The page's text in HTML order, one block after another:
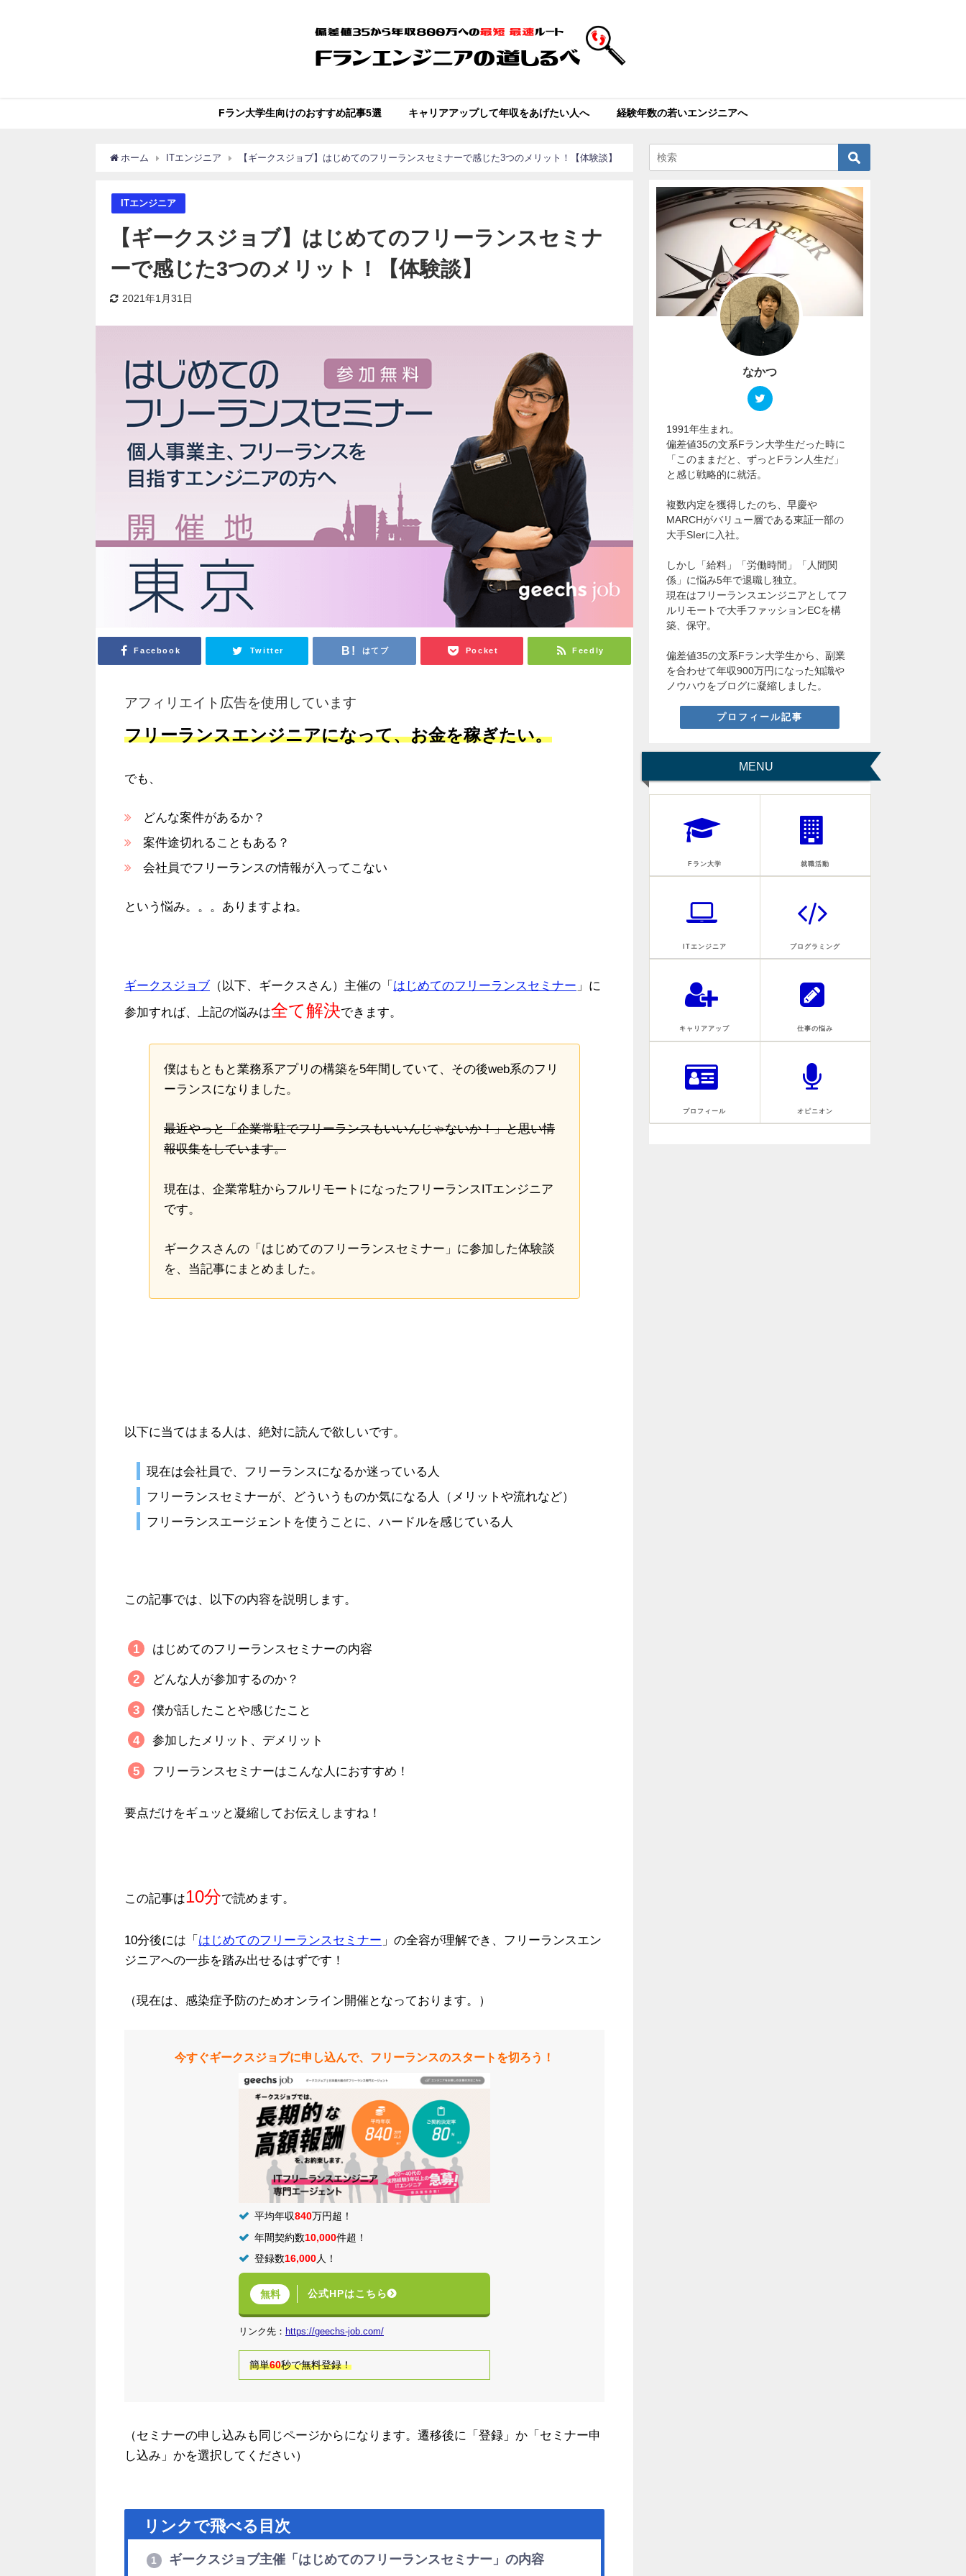
Fラン大学生向けのおすすめ記事5選 キャリアアップして年収をあげたい人へ 経験年数の若いエンジニアへ
ホーム ITエンジニア 【ギークスジョブ】はじめてのフリーランスセミナーで感じた3つのメリット！【体験談】
ITエンジニア
【ギークスジョブ】はじめてのフリーランスセミナ
ーで感じた3つのメリット！【体験談】
2021年1月31日
Facebook Twitter はてブ Pocket Feedly
アフィリエイト広告を使用しています
フリーランスエンジニアになって、お金を稼ぎたい。
でも、
どんな案件があるか？
案件途切れることもある？
会社員でフリーランスの情報が入ってこない
という悩み。。。ありますよね。
ギークスジョブ（以下、ギークスさん）主催の「 はじめてのフリーランスセミナー 」に
参加すれば、上記の悩みは全て解決できます。
僕はもともと業務系アプリの構築を5年間していて、その後web系のフリ
ーランスになりました。
最近やっと「企業常駐でフリーランスもいいんじゃないか！」と思い情
報収集をしています。
現在は、企業常駐からフルリモートになったフリーランスITエンジニア
です。
ギークスさんの「はじめてのフリーランスセミナー」に参加した体験談
を、当記事にまとめました。
以下に当てはまる人は、絶対に読んで欲しいです。
現在は会社員で、フリーランスになるか迷っている人
フリーランスセミナーが、どういうものか気になる人（メリットや流れなど）
フリーランスエージェントを使うことに、ハードルを感じている人
この記事では、以下の内容を説明します。
はじめてのフリーランスセミナーの内容
どんな人が参加するのか？
僕が話したことや感じたこと
参加したメリット、デメリット
フリーランスセミナーはこんな人におすすめ！
要点だけをギュッと凝縮してお伝えしますね！
この記事は10分で読めます。
10分後には「 はじめてのフリーランスセミナー 」の全容が理解でき、フリーランスエン
ジニアへの一歩を踏み出せるはずです！
（現在は、感染症予防のためオンライン開催となっております。）
今すぐギークスジョブに申し込んで、フリーランスのスタートを切ろう！
平均年収840万円超！
年間契約数10,000件超！
登録数16,000人！
無料 公式HPはこちら
リンク先： https://geechs-job.com/
簡単60秒で無料登録！
（セミナーの申し込みも同じページからになります。遷移後に「登録」か「セミナー申
し込み」かを選択してください）
リンクで飛べる目次
1 ギークスジョブ主催「はじめてのフリーランスセミナー」の内容
なかつ
1991年生まれ。
偏差値35の文系Fラン大学生だった時に
「このままだと、ずっとFラン人生だ」
と感じ戦略的に就活。
複数内定を獲得したのち、早慶や
MARCHがバリュー層である東証一部の
大手SIerに入社。
しかし「給料」「労働時間」「人間関
係」に悩み5年で退職し独立。
現在はフリーランスエンジニアとしてフ
ルリモートで大手ファッションECを構
築、保守。
偏差値35の文系Fラン大学生から、副業
を合わせて年収900万円になった知識や
ノウハウをブログに凝縮しました。
プロフィール記事
MENU
Fラン大学 就職活動
ITエンジニア プログラミング
キャリアアップ 仕事の悩み
プロフィール オピニオン